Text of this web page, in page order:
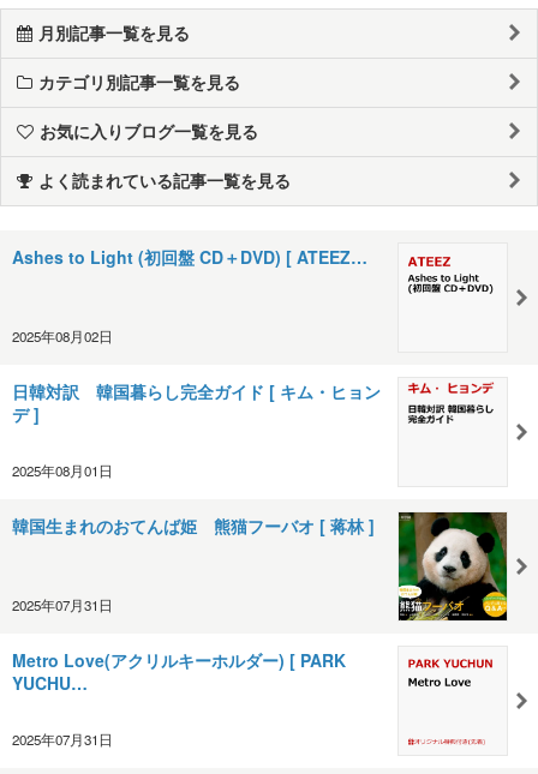
月別記事一覧を見る
カテゴリ別記事一覧を見る
お気に入りブログ一覧を見る
よく読まれている記事一覧を見る
Ashes to Light (初回盤 CD＋DVD) [ ATEEZ…
2025年08月02日
日韓対訳 韓国暮らし完全ガイド [ キム・ヒョン
デ ]
2025年08月01日
韓国生まれのおてんば姫 熊猫フーバオ [ 蒋林 ]
2025年07月31日
Metro Love(アクリルキーホルダー) [ PARK
YUCHU…
2025年07月31日